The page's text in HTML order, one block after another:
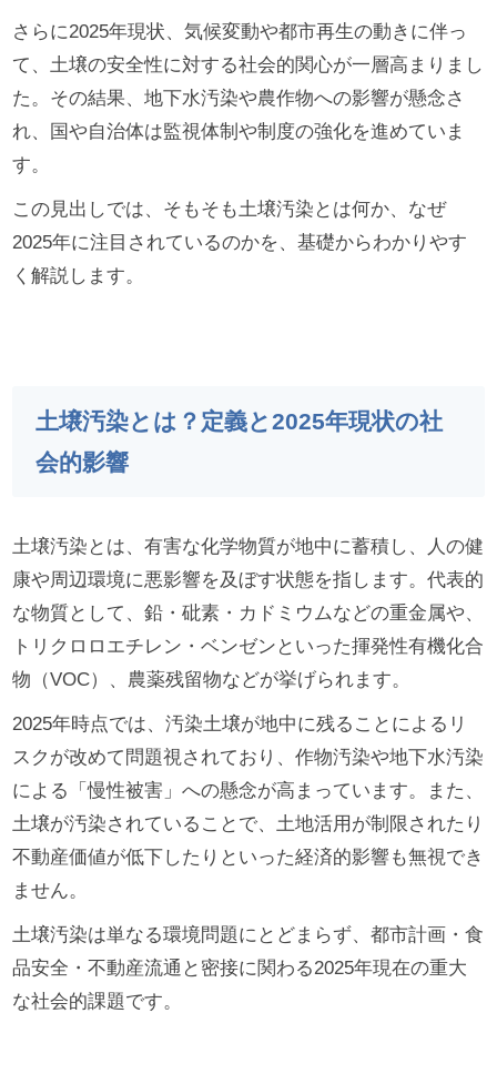
さらに2025年現状、気候変動や都市再生の動きに伴っ
て、土壌の安全性に対する社会的関心が一層高まりまし
た。その結果、地下水汚染や農作物への影響が懸念さ
れ、国や自治体は監視体制や制度の強化を進めていま
す。
この見出しでは、そもそも土壌汚染とは何か、なぜ
2025年に注目されているのかを、基礎からわかりやす
く解説します。
土壌汚染とは？定義と2025年現状の社
会的影響
土壌汚染とは、有害な化学物質が地中に蓄積し、人の健
康や周辺環境に悪影響を及ぼす状態を指します。代表的
な物質として、鉛・砒素・カドミウムなどの重金属や、
トリクロロエチレン・ベンゼンといった揮発性有機化合
物（VOC）、農薬残留物などが挙げられます。
2025年時点では、汚染土壌が地中に残ることによるリ
スクが改めて問題視されており、作物汚染や地下水汚染
による「慢性被害」への懸念が高まっています。また、
土壌が汚染されていることで、土地活用が制限されたり
不動産価値が低下したりといった経済的影響も無視でき
ません。
土壌汚染は単なる環境問題にとどまらず、都市計画・食
品安全・不動産流通と密接に関わる2025年現在の重大
な社会的課題です。